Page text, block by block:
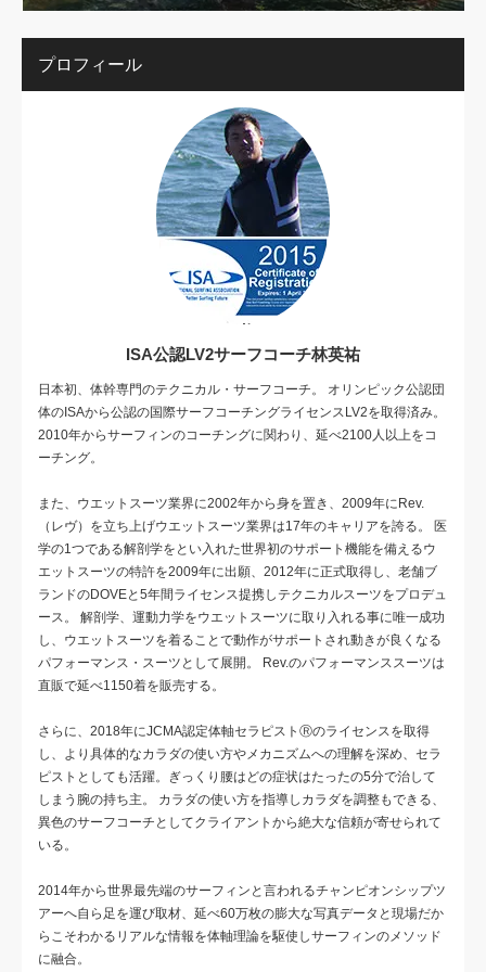
プロフィール
ISA公認LV2サーフコーチ林英祐
日本初、体幹専門のテクニカル・サーフコーチ。 オリンピック公認団
体のISAから公認の国際サーフコーチングライセンスLV2を取得済み。
2010年からサーフィンのコーチングに関わり、延べ2100人以上をコ
ーチング。
また、ウエットスーツ業界に2002年から身を置き、2009年にRev.
（レヴ）を立ち上げウエットスーツ業界は17年のキャリアを誇る。 医
学の1つである解剖学をとい入れた世界初のサポート機能を備えるウ
エットスーツの特許を2009年に出願、2012年に正式取得し、老舗ブ
ランドのDOVEと5年間ライセンス提携しテクニカルスーツをプロデュ
ース。 解剖学、運動力学をウエットスーツに取り入れる事に唯一成功
し、ウエットスーツを着ることで動作がサポートされ動きが良くなる
パフォーマンス・スーツとして展開。 Rev.のパフォーマンススーツは
直販で延べ1150着を販売する。
さらに、2018年にJCMA認定体軸セラピストⓇのライセンスを取得
し、より具体的なカラダの使い方やメカニズムへの理解を深め、セラ
ピストとしても活躍。ぎっくり腰はどの症状はたったの5分で治して
しまう腕の持ち主。 カラダの使い方を指導しカラダを調整もできる、
異色のサーフコーチとしてクライアントから絶大な信頼が寄せられて
いる。
2014年から世界最先端のサーフィンと言われるチャンピオンシップツ
アーへ自ら足を運び取材、延べ60万枚の膨大な写真データと現場だか
らこそわかるリアルな情報を体軸理論を駆使しサーフィンのメソッド
に融合。